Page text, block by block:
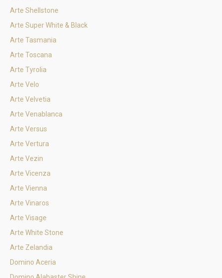
Arte Shellstone
Arte Super White & Black
Arte Tasmania
Arte Toscana
Arte Tyrolia
Arte Velo
Arte Velvetia
Arte Venablanca
Arte Versus
Arte Vertura
Arte Vezin
Arte Vicenza
Arte Vienna
Arte Vinaros
Arte Visage
Arte White Stone
Arte Zelandia
Domino Aceria